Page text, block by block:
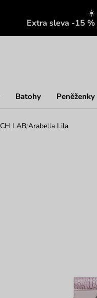
☀️
Extra sleva -15 %
Batohy Peněženky
LAB/Arabella Lila